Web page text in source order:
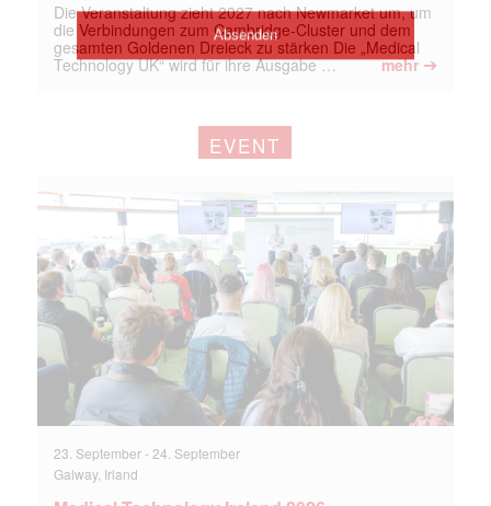
Die Veranstaltung zieht 2027 nach Newmarket um, um
die Verbindungen zum Cambridge-Cluster und dem
gesamten Goldenen Dreieck zu stärken Die „Medical
Technology UK“ wird für ihre Ausgabe …
mehr ➔
EVENT
23. September- 24. September
Galway, Irland